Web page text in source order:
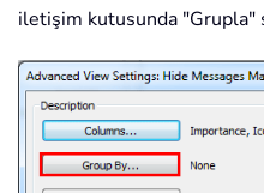
iletişim kutusunda "Grupla"